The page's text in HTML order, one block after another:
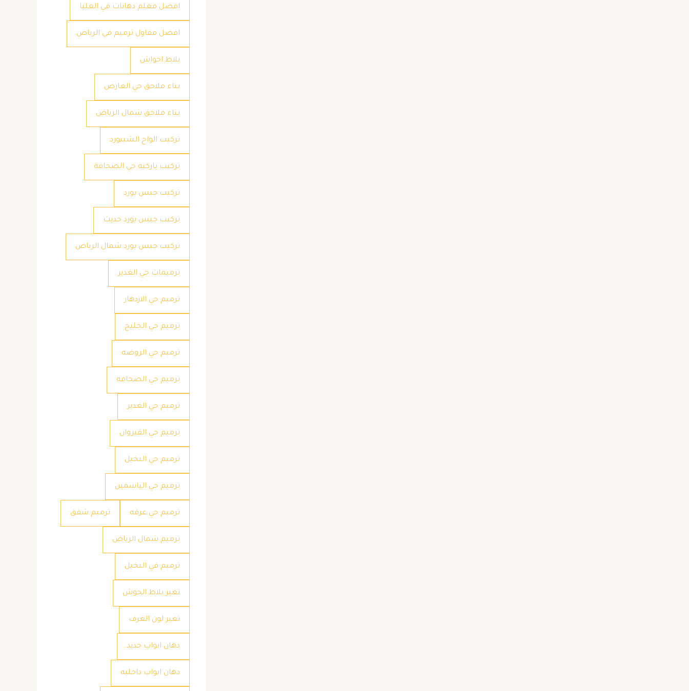
افضل معلم دهانات في العليا
افضل مقاول ترميم في الرياض
بلاط احواش
بناء ملاحق حي العارض
بناء ملاحق شمال الرياض
تركيب الواح الشيبورد
تركيب باركيه حي الصحافة
تركيب جبس بورد
تركيب جبس بورد حديث
تركيب جبس بورد شمال الرياض
ترميمات حي الغدير
ترميم حي الازدهار
ترميم حي الخليج
ترميم حي الروضه
ترميم حي الصحافه
ترميم حي الغدير
ترميم حي القيروان
ترميم حي النخيل
ترميم حي الياسمين
ترميم حي عرقه ترميم شقق
ترميم شمال الرياض
ترميم في النخيل
تغير بلاط الحوش
تغير لون الغرف
دهان ابواب حديد
دهان ابواب داخليه